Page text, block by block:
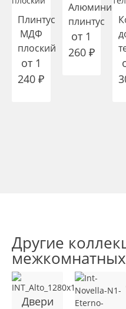
Плинтус
МДФ
плоский
от 1
240₽
плинтус
от 1
260 ₽
Другие
Двери